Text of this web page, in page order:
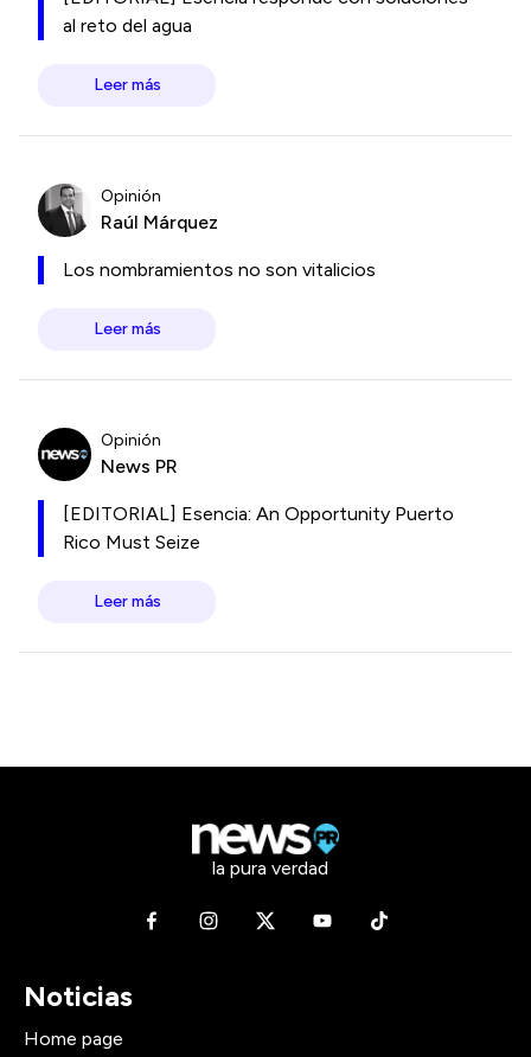
al reto del agua
Leer más
Opinión
Raúl Márquez
Los nombramientos no son vitalicios
Leer más
Opinión
News PR
[EDITORIAL] Esencia: An Opportunity Puerto
Rico Must Seize
Leer más
la pura verdad
Noticias
Home page